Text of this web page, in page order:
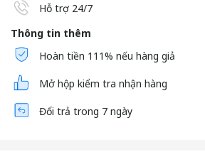
Hỗ trợ 24/7
Thông tin thêm
Hoàn tiền 111% nếu hàng giả
Mở hộp kiểm tra nhận hàng
Đổi trả trong 7 ngày